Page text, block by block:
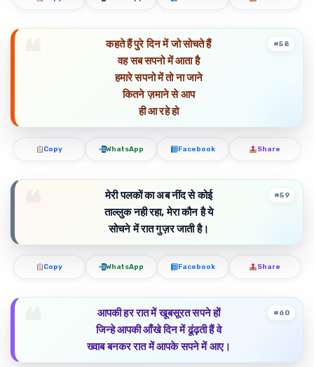
कहते हैं पुरे दिन में जो सोचते हैं
वह सब सपनो में आता है
हमारे सपनो में तो ना जाने
कितने ज़माने से आप
ही आ रहे हो
#58
Copy WhatsApp Facebook Share
मेरी पलकों का अब नींद से कोई
ताल्लुक नही रहा, मेरा कौन है ये
सोचने में रात गुज़र जाती है।
#59
Copy WhatsApp Facebook Share
आपकी हर रात में खूबसूरत सपने हों
जिन्हे आपकी आँखे दिन में ढूंढ़ती हैं वे
ख्वाब बनकर रात में आपके सपने में आए।
#60